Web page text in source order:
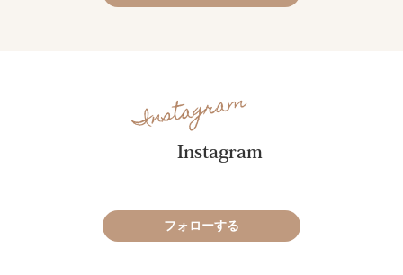
Instagram
Instagram
フォローする